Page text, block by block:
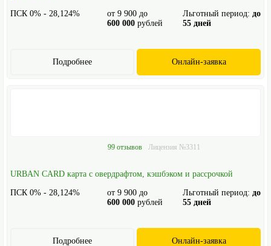
ПСК 0% - 28,124% от 9 900 до
600 000 рублей
Льготный период: до
55 дней
Онлайн-заявка
Подробнее
99 отзывов Лицензия №3311
URBAN CARD карта с овердрафтом, кэшбэком и рассрочкой
ПСК 0% - 28,124% от 9 900 до
600 000 рублей
Льготный период: до
55 дней
Онлайн-заявка
Подробнее